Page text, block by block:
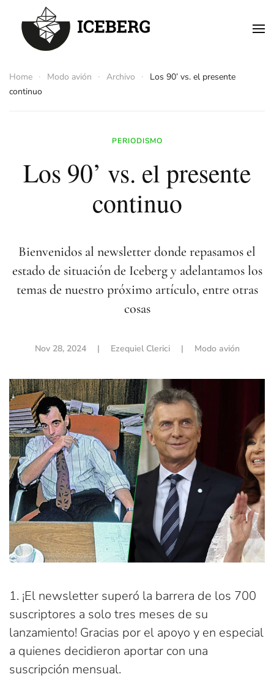
Skip to main content
Home Modo avión Archivo
Los 90’ vs. el presente
continuo
PERIODISMO
Los 90’ vs. el presente
continuo
Bienvenidos al newsletter donde repasamos el
estado de situación de Iceberg y adelantamos los
temas de nuestro próximo artículo, entre otras
cosas
Nov 28, 2024| Ezequiel Clerici | Modo avión
1. ¡El newsletter superó la barrera de los 700
suscriptores a solo tres meses de su
lanzamiento! Gracias por el apoyo y en especial
a quienes decidieron aportar con una
suscripción mensual.